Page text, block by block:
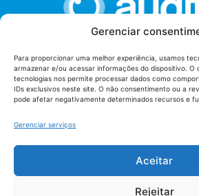
Gerenciar
Para proporcionar uma melhor experiência, usamos
armazenar e/ou acessar informações do dispositivo. O
tecnologias nos permite processar dados como
IDs exclusivos neste site. O não consentimento ou a
pode afetar negativamente determinados recursos e
Gerenciar serviços
Aceitar
Rejeitar
União dos Auditores Federais de
AUDITAR
Setor de Administração Federal Sul
Tribunal de Contas da União (TCU),
Telefone: (61)3527-
Termos de uso